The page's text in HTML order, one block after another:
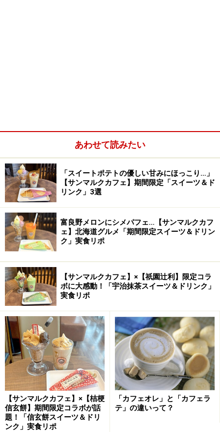
あわせて読みたい
「スイートポテトの優しい甘みにほっこり…」
【サンマルクカフェ】期間限定「スイーツ＆ド
リンク」3選
富良野メロンにシメパフェ…【サンマルクカフ
ェ】北海道グルメ「期間限定スイーツ＆ドリン
ク」実食リポ
【サンマルクカフェ】×【祇園辻利】限定コラ
ボに大感動！「宇治抹茶スイーツ＆ドリンク」
実食リポ
【サンマルクカフェ】×【桔梗
信玄餅】期間限定コラボが話
題！「信玄餅スイーツ＆ドリ
ンク」実食リポ
「カフェオレ」と「カフェラ
テ」の違いって？